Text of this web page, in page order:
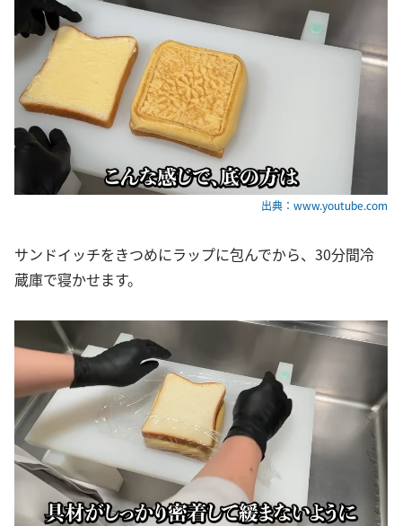
出典：www.youtube.com
サンドイッチをきつめにラップに包んでから、30分間冷
蔵庫で寝かせます。